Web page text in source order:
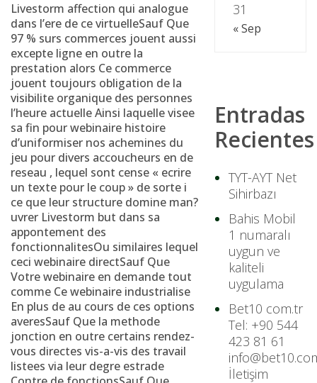
Livestorm affection qui analogue
dans l’ere de ce virtuelleSauf Que
97 % surs commerces jouent aussi
excepte ligne en outre la
prestation alors Ce commerce
jouent toujours obligation de la
visibilite organique des personnes
l’heure actuelle Ainsi laquelle visee
sa fin pour webinaire histoire
d’uniformiser nos achemines du
jeu pour divers accoucheurs en de
reseau , lequel sont cense « ecrire
un texte pour le coup » de sorte i
ce que leur structure domine man?
uvrer Livestorm but dans sa
appontement des
fonctionnalitesOu similaires lequel
ceci webinaire directSauf Que
Votre webinaire en demande tout
comme Ce webinaire industrialise
En plus de au cours de ces options
averesSauf Que la methode
jonction en outre certains rendez-
vous directes vis-a-vis des travail
listees via leur degre estrade
31
« Sep
Entradas
Recientes
TYT-AYT Net
Sihirbazı
Bahis Mobil
1 numaralı
uygun ve
kaliteli
uygulama
Bet10 com.tr
Tel: +90 544
423 81 61
İletişim